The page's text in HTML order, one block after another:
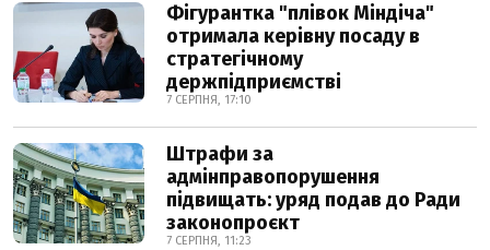
Фігурантка "плівок Міндіча"
отримала керівну посаду в
стратегічному
держпідприємстві
7 СЕРПНЯ, 17:10
Штрафи за
адмінправопорушення
підвищать: уряд подав до Ради
законопроєкт
7 СЕРПНЯ, 11:23